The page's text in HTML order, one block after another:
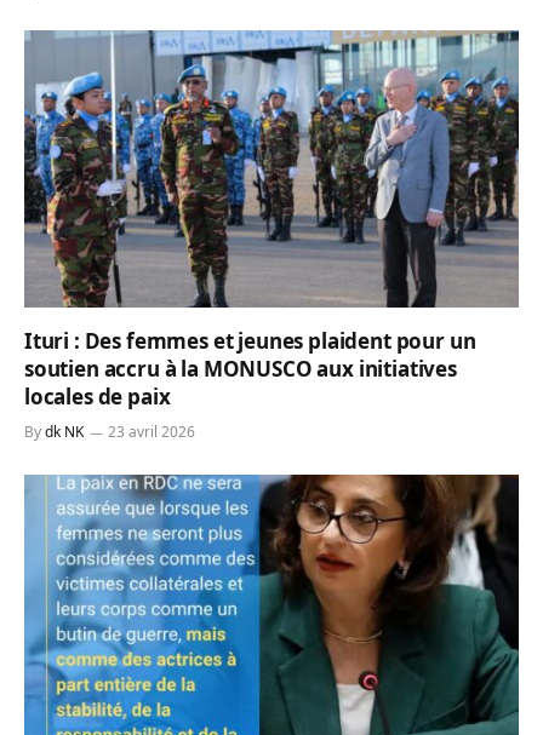
Ituri : Des femmes et jeunes plaident pour un
soutien accru à la MONUSCO aux initiatives
locales de paix
Bydk NK 23 avril 2026